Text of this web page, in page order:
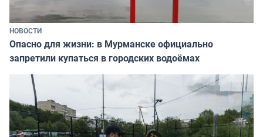
НОВОСТИ
Опасно для жизни: в Мурманске официально
запретили купаться в городских водоёмах